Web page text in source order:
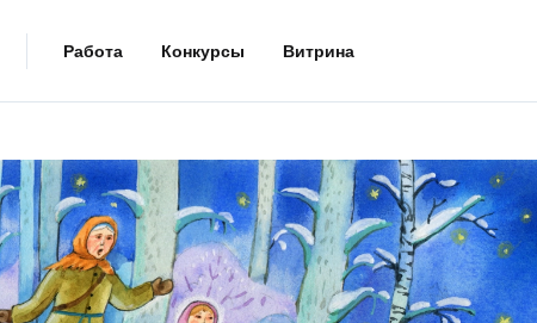
Работа Конкурсы Витрина